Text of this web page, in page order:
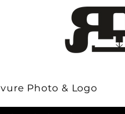
Photo & Logo